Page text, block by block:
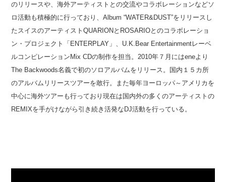
のリリースや、海外アーティストとの交流やコラボレーションなどソ
ロ活動も積極的に行っており、Album “WATER&DUST”をリリースし
たスイスのアーティストQUARIONとROSARIOとのコラボレーショ
ン・プロジェクト「ENTERPLAY」、U.K.Bear Entertainmentレーベ
ルコンピレーションMix CDの制作を担当。2010年７月にはeneより
The Backwoods名義で初のソロアルバムをリリース。国内１５カ所
のアルバムリリースツアーを敢行。また毎年ヨーロッパ～アメリカを
中心に海外ツアーも行っており現在は国内外の多くのアーティストの
REMIXを手がけながら引き続き活発なDJ活動を行っている。